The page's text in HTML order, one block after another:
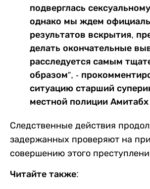
подверглась
однако мы ждем
результатов вскрытия,
делать окончательные
расследуется самым
образом”, -
ситуацию старший
местной полиции Амитабх
Следственные действия
задержанных проверяют на
совершению этого
Читайте также: